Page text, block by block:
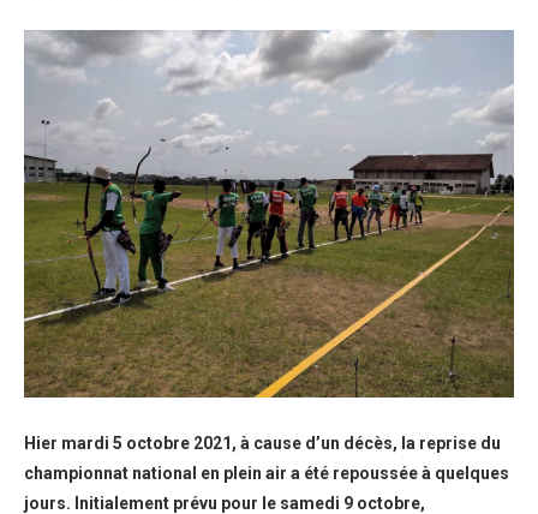
Hier mardi 5 octobre 2021, à cause d’un décès, la reprise du
championnat national en plein air a été repoussée à quelques
jours. Initialement prévu pour le samedi 9 octobre,